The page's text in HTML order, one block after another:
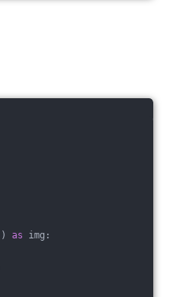
) as img: